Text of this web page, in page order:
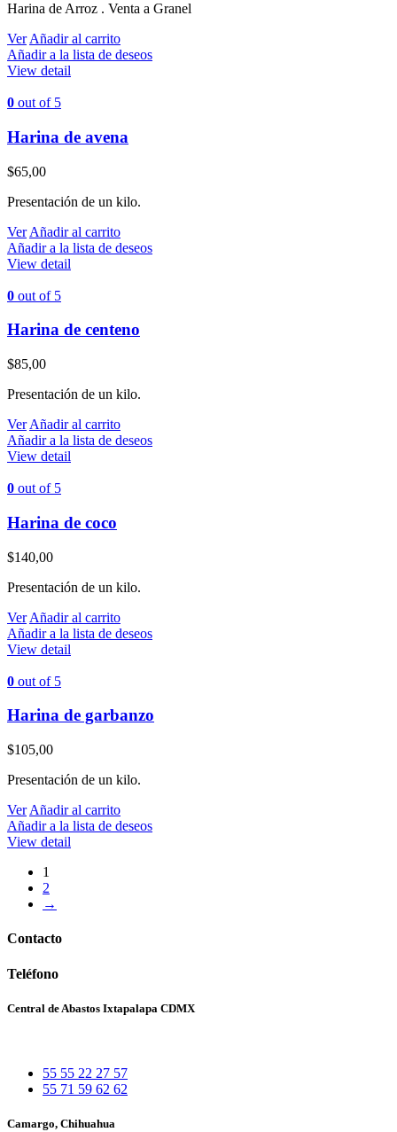
Harina de Arroz . Venta a Granel
Ver Añadir al carrito
Añadir a la lista de deseos
View detail
0 out of 5
Harina de avena
$65,00
Presentación de un kilo.
Ver Añadir al carrito
Añadir a la lista de deseos
View detail
0 out of 5
Harina de centeno
$85,00
Presentación de un kilo.
Ver Añadir al carrito
Añadir a la lista de deseos
View detail
0 out of 5
Harina de coco
$140,00
Presentación de un kilo.
Ver Añadir al carrito
Añadir a la lista de deseos
View detail
0 out of 5
Harina de garbanzo
$105,00
Presentación de un kilo.
Ver Añadir al carrito
Añadir a la lista de deseos
View detail
1
2
→
Contacto
Teléfono
Central de Abastos Ixtapalapa CDMX
55 55 22 27 57
55 71 59 62 62
Camargo, Chihuahua